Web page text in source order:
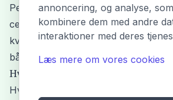
Peru er faktisk et af verdens største
certificeret økologisk kaffe, og det
kvaliteten — det er kaffe, der er
både for naturens og bøndernes
Hvorfor du bør prøve den
Hvis du holder af en kop kaffe, der
annoncering, og analyse,
kombinere dem med andre
interaktioner med deres
Læs mere om vores cookies